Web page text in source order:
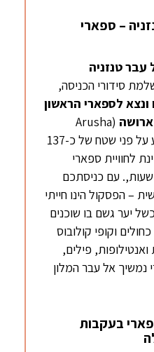
– ספארי
עבר טנזניה
סידורי הכניסה,
לספארי הראשון
(Arusha
National Park), המשתרע על פני שטח של כ-137
לחוויית ספארי
עם כניסתכם
– הפסקול הינו חייתי
יער גשם בו שוכנים
כחולים וקופי קולובוס
פילים,
נמשיך אל עבר המלון
– ספארי בעקבות